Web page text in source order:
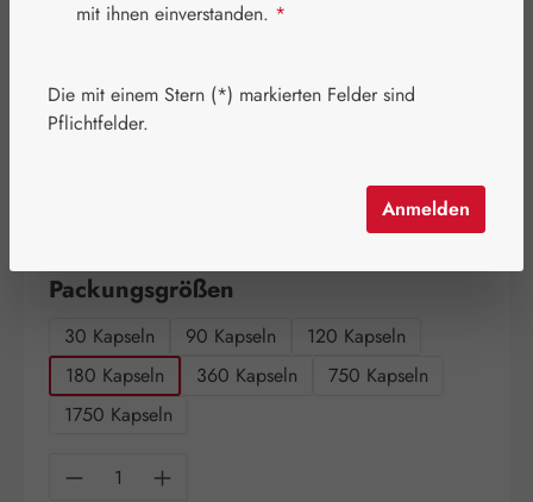
Regulärer Preis:
84,70 €
Inhalt:0.096 Kilogramm
Packungsgrößen
30 Kapseln 90 Kapseln
120 Kapseln
180 Kapseln
360 Kapseln
750 Kapseln
1750 Kapseln
Produkt Anzahl: Gib den gewünschten
mit ihnen einverstanden. *
Die mit einem Stern (*) markierten Felder sind
Pflichtfelder.
Anmelden